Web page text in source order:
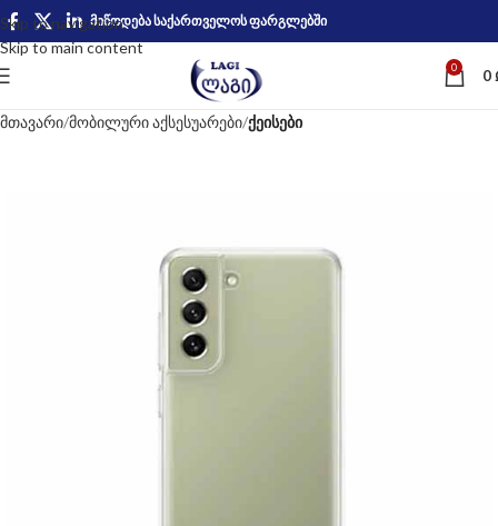
Skip to navigation
Skip to main content
მიწოდება საქართველოს ფარგლებში
0 0
მთავარი მობილური აქსესუარები ქეისები